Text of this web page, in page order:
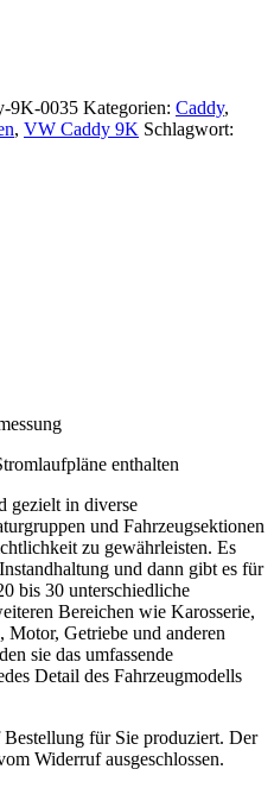
9K-0035 Kategorien: Caddy,
, VW Caddy 9K Schlagwort:
enthalten
gezielt in diverse
und Fahrzeugsektionen
zu gewährleisten. Es
und dann gibt es für
bis 30 unterschiedliche
Bereichen wie Karosserie,
Motor, Getriebe und anderen
sie das umfassende
Detail des Fahrzeugmodells
für Sie produziert. Der
Widerruf ausgeschlossen.